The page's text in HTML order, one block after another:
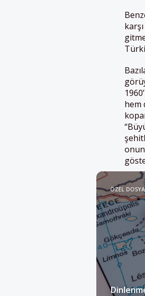
hem
ÖZEL DOSYA